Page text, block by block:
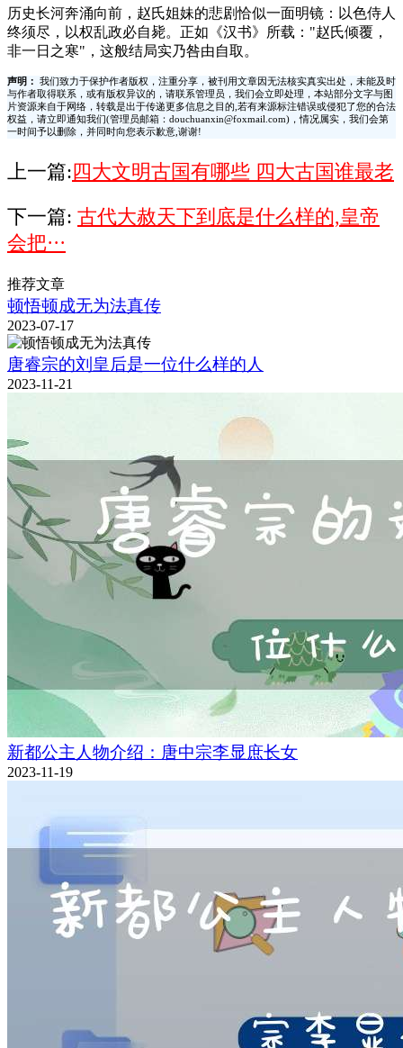
历史长河奔涌向前，赵氏姐妹的悲剧恰似一面明镜：以色侍人
终须尽，以权乱政必自毙。正如《汉书》所载："赵氏倾覆，
非一日之寒"，这般结局实乃咎由自取。
声明：
我们致力于保护作者版权，注重分享，被刊用文章因无法核实真实出处，未能及时
与作者取得联系，或有版权异议的，请联系管理员，我们会立即处理，本站部分文字与图
片资源来自于网络，转载是出于传递更多信息之目的,若有来源标注错误或侵犯了您的合法
权益，请立即通知我们(管理员邮箱：douchuanxin@foxmail.com)，情况属实，我们会第
一时间予以删除，并同时向您表示歉意,谢谢!
上一篇: ​四大文明古国有哪些 四大古国谁最老
下一篇: 古代大赦天下到底是什么样的,皇帝
会把···
推荐文章
顿悟顿成无为法真传
2023-07-17
唐睿宗的刘皇后是一位什么样的人
2023-11-21
新都公主人物介绍：唐中宗李显庶长女
2023-11-19